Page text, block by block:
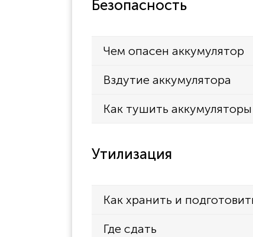
Безопасность
Чем опасен аккумулятор
Вздутие аккумулятора
Как тушить аккумуляторы
Утилизация
Как хранить и
Где сдать